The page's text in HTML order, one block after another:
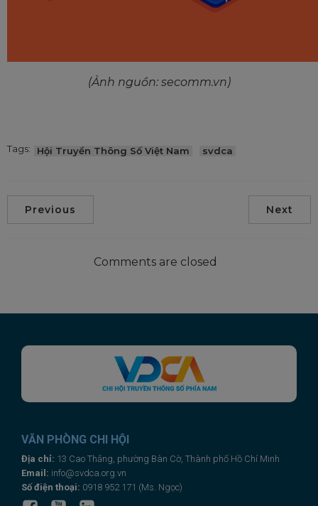
(Ảnh nguồn: secomm.vn)
Tags: Hội Truyền Thông Số Việt Nam svdca
Previous Next
Comments are closed
VĂN PHÒNG CHI HỘI
Địa chỉ: 13 Cao Thắng, phường Bàn Cờ, Thành phố Hồ Chí Minh
Email: info@svdca.org.vn
Số điện thoại: 0918 952 171 (Ms. Ngọc)